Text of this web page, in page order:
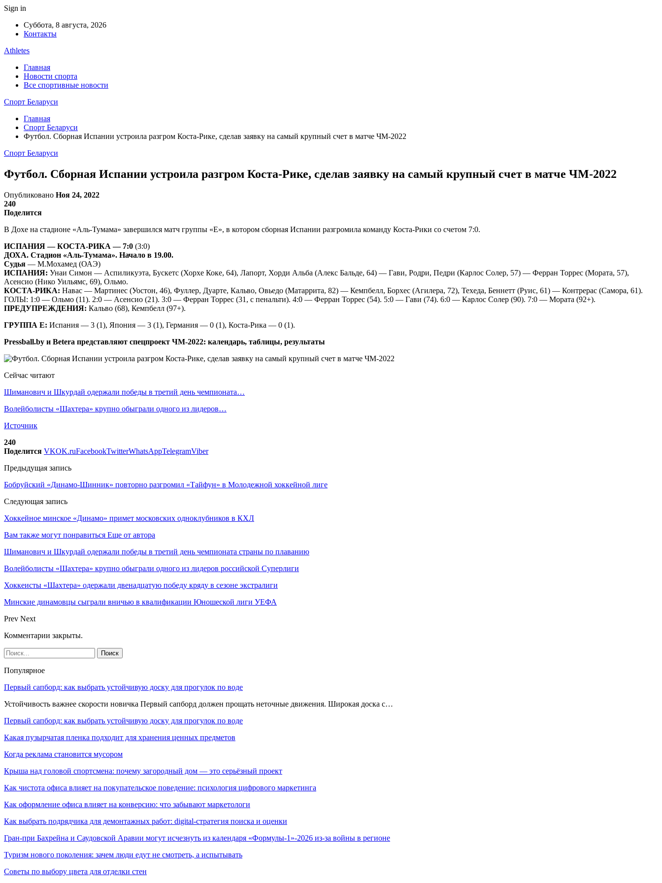
Sign in
Суббота, 8 августа, 2026
Контакты
Athletes
Главная
Новости спорта
Все спортивные новости
Спорт Беларуси
Главная
Спорт Беларуси
Футбол. Сборная Испании устроила разгром Коста-Рике, сделав заявку на самый крупный счет в матче ЧМ-2022
Спорт Беларуси
Футбол. Сборная Испании устроила разгром Коста-Рике, сделав заявку на самый крупный счет в матче ЧМ-2022
Опубликовано Ноя 24, 2022
240
Поделится
В Дохе на стадионе «Аль-Тумама» завершился матч группы «Е», в котором сборная Испании разгромила команду Коста-Рики со счетом 7:0.
ИСПАНИЯ — КОСТА-РИКА — 7:0 (3:0)
ДОХА. Стадион «Аль-Тумама». Начало в 19.00.
Судья — М.Мохамед (ОАЭ)
ИСПАНИЯ: Унаи Симон — Аспиликуэта, Бускетс (Хорхе Коке, 64), Лапорт, Хорди Альба (Алекс Бальде, 64) — Гави, Родри, Педри (Карлос Солер, 57) — Ферран Торрес (Мората, 57),
Асенсио (Нико Уильямс, 69), Ольмо.
КОСТА-РИКА: Навас — Мартинес (Уостон, 46), Фуллер, Дуарте, Кальво, Овьедо (Матаррита, 82) — Кемпбелл, Борхес (Агилера, 72), Техеда, Беннетт (Руис, 61) — Контрерас (Самора, 61).
ГОЛЫ: 1:0 — Ольмо (11). 2:0 — Асенсио (21). 3:0 — Ферран Торрес (31, с пенальти). 4:0 — Ферран Торрес (54). 5:0 — Гави (74). 6:0 — Карлос Солер (90). 7:0 — Мората (92+).
ПРЕДУПРЕЖДЕНИЯ: Кальво (68), Кемпбелл (97+).
ГРУППА Е: Испания — 3 (1), Япония — 3 (1), Германия — 0 (1), Коста-Рика — 0 (1).
Pressball.by и Betera представляют спецпроект ЧМ-2022: календарь, таблицы, результаты
Сейчас читают
Шиманович и Шкурдай одержали победы в третий день чемпионата…
Волейболисты «Шахтера» крупно обыграли одного из лидеров…
Источник
240
Поделится VKOK.ruFacebookTwitterWhatsAppTelegramViber
Предыдущая запись
Бобруйский «Динамо-Шинник» повторно разгромил «Тайфун» в Молодежной хоккейной лиге
Следующая запись
Хоккейное минское «Динамо» примет московских одноклубников в КХЛ
Вам также могут понравиться Еще от автора
Шиманович и Шкурдай одержали победы в третий день чемпионата страны по плаванию
Волейболисты «Шахтера» крупно обыграли одного из лидеров российской Суперлиги
Хоккеисты «Шахтера» одержали двенадцатую победу кряду в сезоне экстралиги
Минские динамовцы сыграли вничью в квалификации Юношеской лиги УЕФА
Prev Next
Комментарии закрыты.
Популярное
Первый сапборд: как выбрать устойчивую доску для прогулок по воде
Устойчивость важнее скорости новичка Первый сапборд должен прощать неточные движения. Широкая доска с…
Первый сапборд: как выбрать устойчивую доску для прогулок по воде
Какая пузырчатая пленка подходит для хранения ценных предметов
Когда реклама становится мусором
Крыша над головой спортсмена: почему загородный дом — это серьёзный проект
Как чистота офиса влияет на покупательское поведение: психология цифрового маркетинга
Как оформление офиса влияет на конверсию: что забывают маркетологи
Как выбрать подрядчика для демонтажных работ: digital-стратегия поиска и оценки
Гран-при Бахрейна и Саудовской Аравии могут исчезнуть из календаря «Формулы-1»-2026 из-за войны в регионе
Туризм нового поколения: зачем люди едут не смотреть, а испытывать
Советы по выбору цвета для отделки стен